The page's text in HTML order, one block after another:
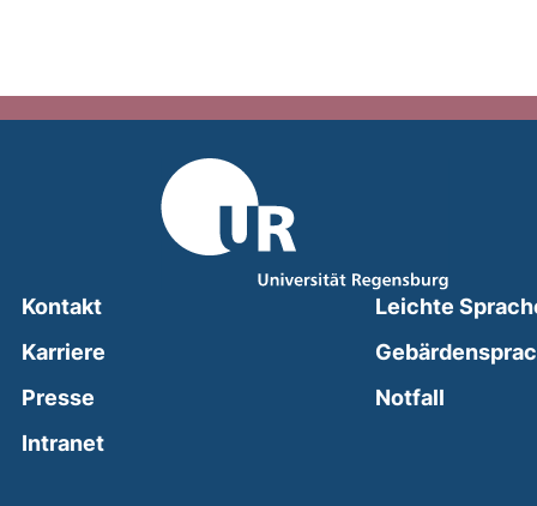
Kontakt
Karriere
Presse
Intranet(external link, opens in a new window)
Leichte
Notfall